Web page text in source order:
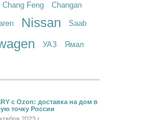
Chang Feng Changan
Nissan Saab
УАЗ Ямал
c Ozon: доставка на дом в
точку России